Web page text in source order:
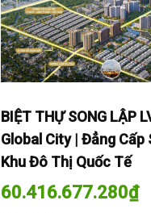
BIỆT THỰ SONG LẬP
Global City | Đẳng Cấp
Khu Đô Thị Quốc Tế
60.416.677.280₫